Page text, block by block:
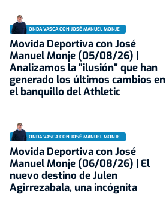
ONDA VASCA CON JOSÉ MANUEL MONJE
Movida Deportiva con José
Manuel Monje (05/08/26) |
Analizamos la "ilusión" que han
generado los últimos cambios en
el banquillo del Athletic
ONDA VASCA CON JOSÉ MANUEL MONJE
Movida Deportiva con José
Manuel Monje (06/08/26) | El
nuevo destino de Julen
Agirrezabala, una incógnita